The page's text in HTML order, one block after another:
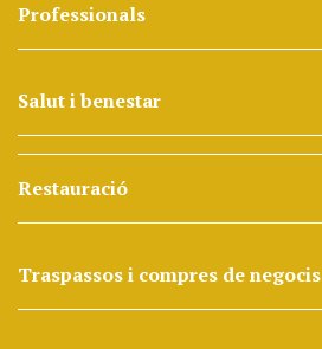
Professionals
Salut i benestar
Restauració
Traspassos i compres de negocis